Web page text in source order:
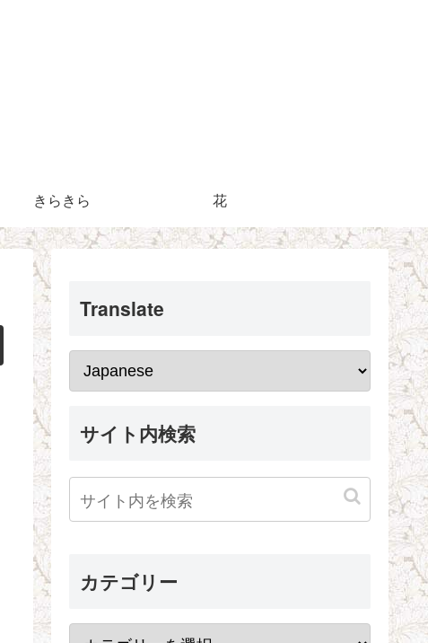
きらきら 花
Translate
サイト内検索
カテゴリー